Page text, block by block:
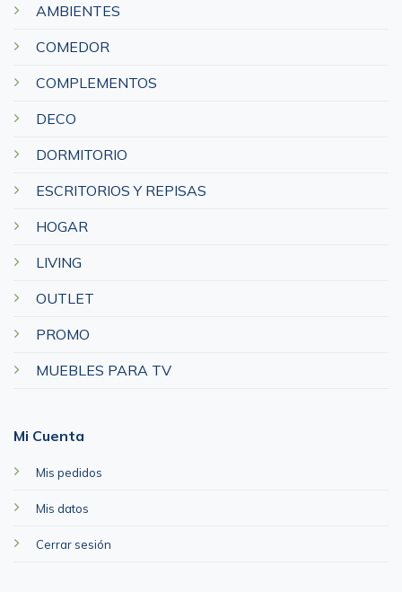
AMBIENTES
COMEDOR
COMPLEMENTOS
DECO
DORMITORIO
ESCRITORIOS Y REPISAS
HOGAR
LIVING
OUTLET
PROMO
MUEBLES PARA TV
Mi Cuenta
Mis pedidos
Mis datos
Cerrar sesión